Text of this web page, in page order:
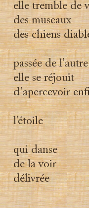
elle tremble de
des museaux
des chiens
passée de
elle se réjouit
d’apercevoir
l’étoile
qui danse
de la voir
délivrée